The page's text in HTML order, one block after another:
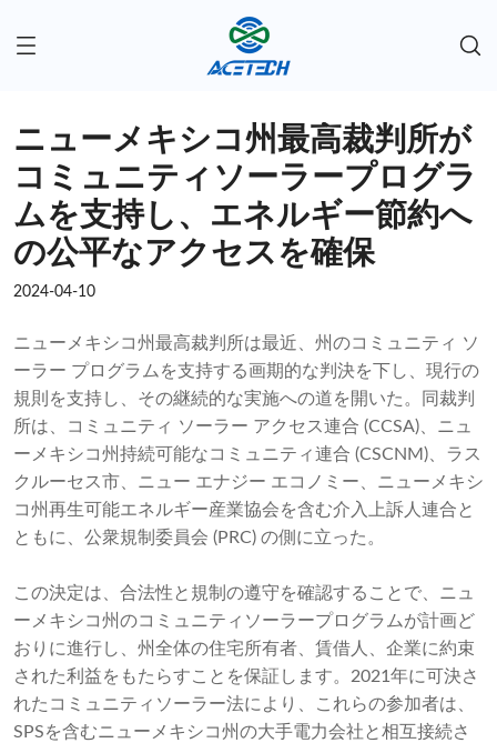
ニューメキシコ州最高裁判所が
コミュニティソーラープログラ
ムを支持し、エネルギー節約へ
の公平なアクセスを確保
2024-04-10
ニューメキシコ州最高裁判所は最近、州のコミュニティ ソ
ーラー プログラムを支持する画期的な判決を下し、現行の
規則を支持し、その継続的な実施への道を開いた。同裁判
所は、コミュニティ ソーラー アクセス連合 (CCSA)、ニュ
ーメキシコ州持続可能なコミュニティ連合 (CSCNM)、ラス
クルーセス市、ニュー エナジー エコノミー、ニューメキシ
コ州再生可能エネルギー産業協会を含む介入上訴人連合と
ともに、公衆規制委員会 (PRC) の側に立った。
この決定は、合法性と規制の遵守を確認することで、ニュ
ーメキシコ州のコミュニティソーラープログラムが計画ど
おりに進行し、州全体の住宅所有者、賃借人、企業に約束
された利益をもたらすことを保証します。2021年に可決さ
れたコミュニティソーラー法により、これらの参加者は、
SPSを含むニューメキシコ州の大手電力会社と相互接続さ